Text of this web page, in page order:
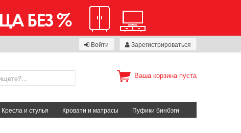
Войти Зарегистрироваться
Ваша корзина пуста
Кресла и стулья Кровати и матрасы Пуфики бинбэги